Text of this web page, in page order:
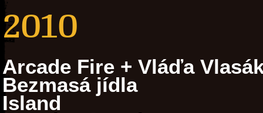
2010
Arcade Fire + Vláďa
Bezmasá jídla
Island